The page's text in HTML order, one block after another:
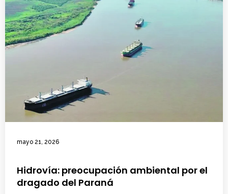
mayo 21, 2026
Hidrovía: preocupación ambiental por el
dragado del Paraná